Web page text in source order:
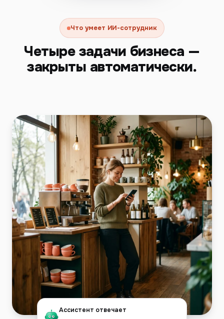
Что умеет ИИ-сотрудник
Четыре задачи бизнеса —
закрыты автоматически.
Ассистент отвечает